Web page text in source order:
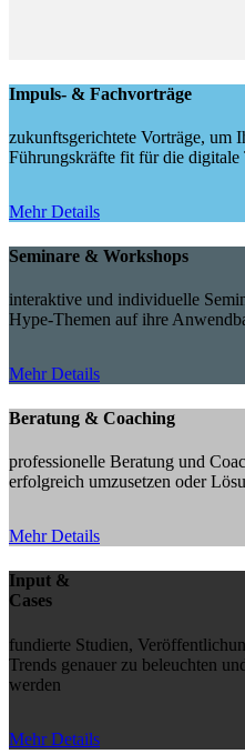
Impuls- & Fachvorträge
zukunftsgerichtete Vorträge, um
Führungskräfte fit für die digitale
Mehr Details
Seminare & Workshops
interaktive und individuelle
Hype-Themen auf ihre
Mehr Details
Beratung & Coaching
professionelle Beratung und
erfolgreich umzusetzen oder
Mehr Details
Input &
Cases
fundierte Studien,
Trends genauer zu beleuchten
werden
Mehr Details